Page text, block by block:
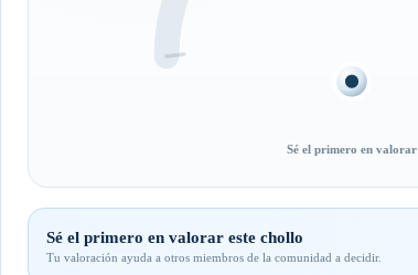
Sé el primero en valorar
Sé el primero en valorar este chollo
Tu valoración ayuda a otros miembros de la comunidad a decidir.